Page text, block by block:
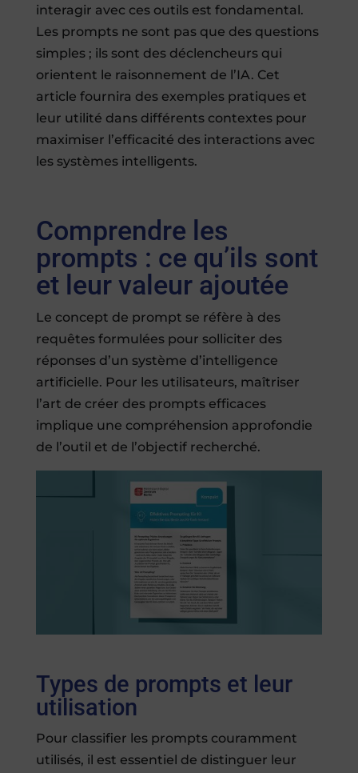
interagir avec ces outils est fondamental.
Les prompts ne sont pas que des questions
simples ; ils sont des déclencheurs qui
orientent le raisonnement de l’IA. Cet
article fournira des exemples pratiques et
leur utilité dans différents contextes pour
maximiser l’efficacité des interactions avec
les systèmes intelligents.
Comprendre les
prompts : ce qu’ils sont
et leur valeur ajoutée
Le concept de prompt se réfère à des
requêtes formulées pour solliciter des
réponses d’un système d’intelligence
artificielle. Pour les utilisateurs, maîtriser
l’art de créer des prompts efficaces
implique une compréhension approfondie
de l’outil et de l’objectif recherché.
Types de prompts et leur
utilisation
Pour classifier les prompts couramment
utilisés, il est essentiel de distinguer leur